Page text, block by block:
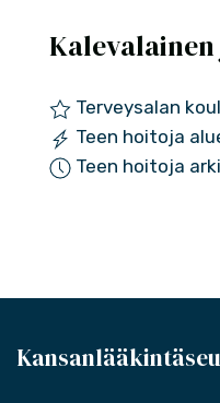
Terveysalan
Teen hoitoja
Teen hoitoja